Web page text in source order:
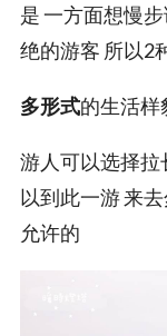
是 一方面想慢
绝的游客 所以2
多形式的生活样
游人可以选择拉
以到此一游 来
允许的